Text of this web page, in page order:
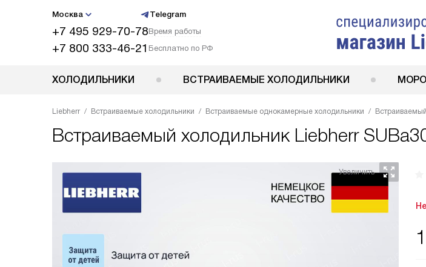
Москва Telegram
+7 495 929-70-78Время работы
+7 800 333-46-21 Бесплатно по РФ
ХОЛОДИЛЬНИКИ ВСТРАИВАЕМЫЕ ХОЛОДИЛЬНИКИ
Liebherr Встраиваемые холодильники Встраиваемые однокамерные холодильники
Встраиваемый холодильник Liebherr